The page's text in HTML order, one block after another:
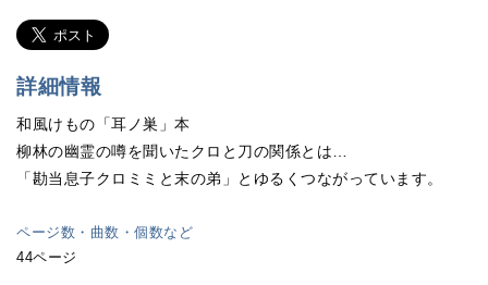
詳細情報
和風けもの「耳ノ巣」本
柳林の幽霊の噂を聞いたクロと刀の関係とは…
「勘当息子クロミミと末の弟」とゆるくつながっています。
ページ数・曲数・個数など
44ページ